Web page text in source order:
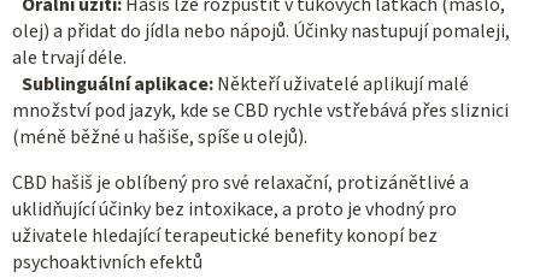
olej) a přidat do jídla nebo nápojů. Účinky nastupují pomaleji,
ale trvají déle.
Sublinguální aplikace:Někteří uživatelé aplikují malé
množství pod jazyk, kde se CBD rychle vstřebává přes sliznici
(méně běžné u hašiše, spíše u olejů).
CBD hašiš je oblíbený pro své relaxační, protizánětlivé a
uklidňující účinky bez intoxikace, a proto je vhodný pro
uživatele hledající terapeutické benefity konopí bez
psychoaktivních efektů